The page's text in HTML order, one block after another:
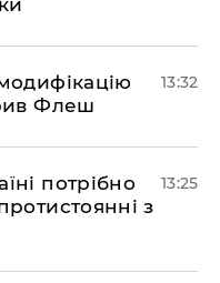
Флеш
13:32
потрібно
з
13:25